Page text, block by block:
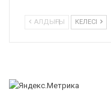
АЛДЫҢҒЫ КЕЛЕСІ